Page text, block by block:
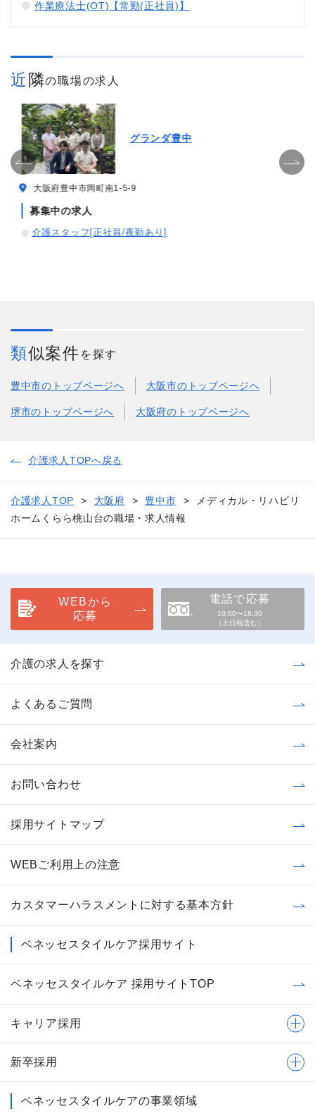
作業療法士(OT)【常勤(正社員)】
近隣の職場の求人
グランダ豊中
大阪府豊中市岡町南1-5-9
募集中の求人
介護スタッフ[正社員/夜勤あり]
類似案件 を探す
豊中市のトップページへ 大阪市のトップページへ
堺市のトップページへ 大阪府のトップページへ
介護求人TOPへ戻る
介護求人TOP 大阪府 豊中市
メディカル・リハビリ
ホームくらら桃山台の職場・求人情報
WEBから
応募
電話で応募
10:00〜18:30
（土日祝含む）
介護の求人を探す
よくあるご質問
会社案内
お問い合わせ
採用サイトマップ
WEBご利用上の注意
カスタマーハラスメントに対する基本方針
ベネッセスタイルケア採用サイト
ベネッセスタイルケア 採用サイトTOP
キャリア採用
新卒採用
ベネッセスタイルケアの事業領域